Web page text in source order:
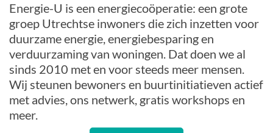
Energie-U is een energiecoöperatie: een grote
groep Utrechtse inwoners die zich inzetten voor
duurzame energie, energiebesparing en
verduurzaming van woningen. Dat doen we al
sinds 2010 met en voor steeds meer mensen.
Wij steunen bewoners en buurtinitiatieven actief
met advies, ons netwerk, gratis workshops en
meer.